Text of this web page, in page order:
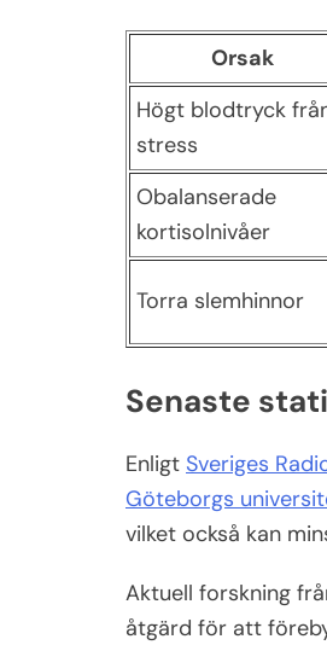
Orsak
Högt blodtryck
stress
Obalanserade
kortisolnivåer
Torra slemhinnor
Senaste
Enligt Sveriges
Göteborgs
vilket också kan
Aktuell forskning
åtgärd för att